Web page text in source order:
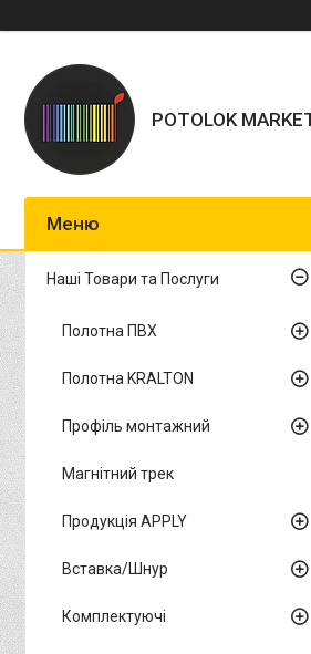
POTOLOK
Наші Товари та Послуги
Полотна ПВХ
Полотна KRALTON
Профіль монтажний
Магнітний трек
Продукція APPLY
Вставка/Шнур
Комплектуючі